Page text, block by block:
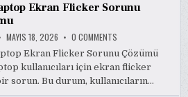
Ekran Flicker Sorunu
MAYIS 18, 2026 0 COMMENTS
LAPTOP
EKRAN
FLICKER
SORUNU
COZUMU
Ekran Flicker Sorunu Çözümü
kullanıcıları için ekran flicker
sorun. Bu durum, kullanıcıların…